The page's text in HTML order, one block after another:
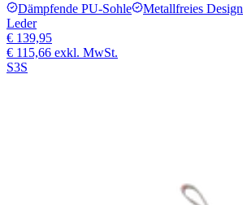
Dämpfende PU-Sohle Metallfreies Design
Leder
€ 139,95
€ 115,66 exkl. MwSt.
S3S